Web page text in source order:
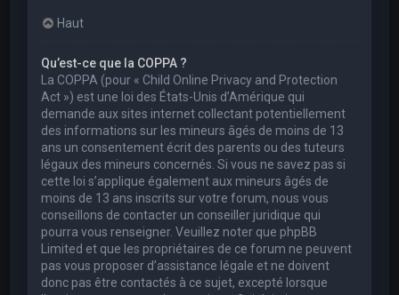
Haut
Qu’est-ce que la COPPA ?
La COPPA (pour « Child Online Privacy and Protection
Act ») est une loi des États-Unis d’Amérique qui
demande aux sites internet collectant potentiellement
des informations sur les mineurs âgés de moins de 13
ans un consentement écrit des parents ou des tuteurs
légaux des mineurs concernés. Si vous ne savez pas si
cette loi s’applique également aux mineurs âgés de
moins de 13 ans inscrits sur votre forum, nous vous
conseillons de contacter un conseiller juridique qui
pourra vous renseigner. Veuillez noter que phpBB
Limited et que les propriétaires de ce forum ne peuvent
pas vous proposer d’assistance légale et ne doivent
donc pas être contactés à ce sujet, excepté lorsque